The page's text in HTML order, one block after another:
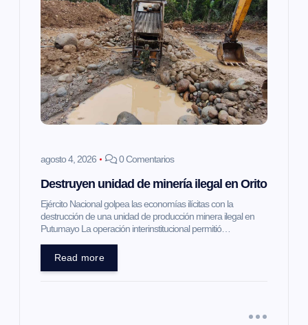
agosto 4, 2026 0 Comentarios
Destruyen unidad de minería ilegal en Orito
Ejército Nacional golpea las economías ilícitas con la
destrucción de una unidad de producción minera ilegal en
Putumayo La operación interinstitucional permitió…
Read more